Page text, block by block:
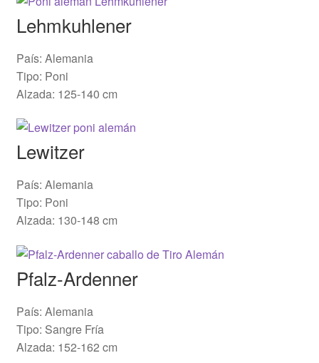
Lehmkuhlener
País: Alemania
Tipo: Poni
Alzada: 125-140 cm
Lewitzer
País: Alemania
Tipo: Poni
Alzada: 130-148 cm
Pfalz-Ardenner
País: Alemania
Tipo: Sangre Fría
Alzada: 152-162 cm